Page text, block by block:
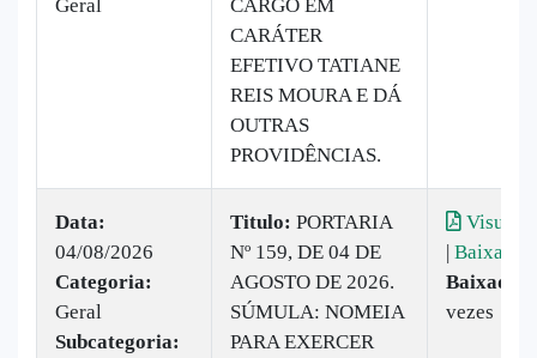
Geral
CARGO EM
CARÁTER
EFETIVO TATIANE
REIS MOURA E DÁ
OUTRAS
PROVIDÊNCIAS.
Data:
04/08/2026
Categoria:
Geral
Subcategoria:
Titulo: PORTARIA
Nº 159, DE 04 DE
AGOSTO DE 2026.
SÚMULA: NOMEIA
PARA EXERCER
| Baixar
Baixado:
vezes